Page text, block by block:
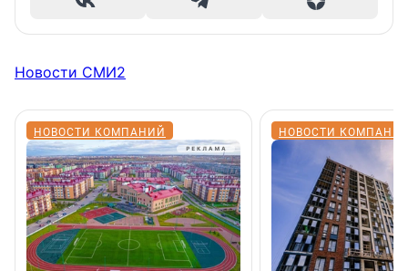
Новости СМИ2
НОВОСТИ КОМПАНИЙ НОВОСТИ